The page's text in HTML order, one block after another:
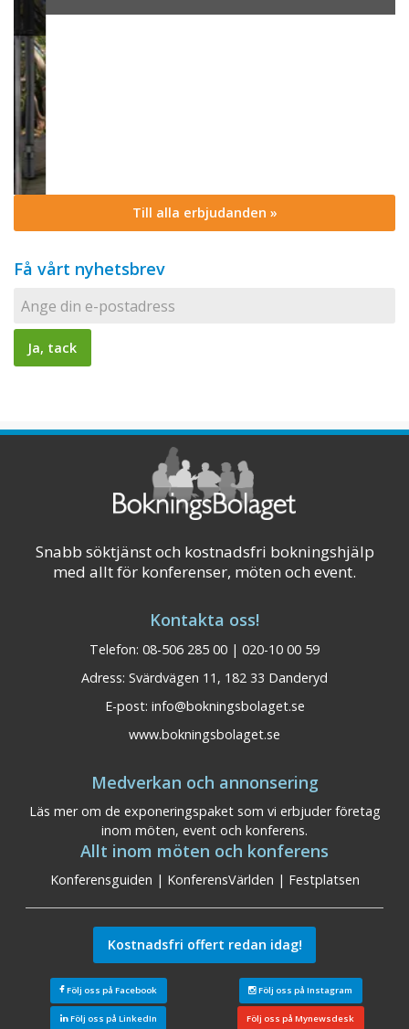
Till alla erbjudanden »
Få vårt nyhetsbrev
Snabb söktjänst och kostnadsfri bokningshjälp
med allt för konferenser, möten och event.
Kontakta oss!
Telefon: 08-506 285 00 | 020-10 00 59
Adress: Svärdvägen 11, 182 33 Danderyd
E-post: info@bokningsbolaget.se
www.bokningsbolaget.se
Medverkan och annonsering
Läs mer om de exponeringspaket som vi erbjuder företag
inom möten, event och konferens.
Allt inom möten och konferens
Konferensguiden | KonferensVärlden | Festplatsen
Kostnadsfri offert redan idag!
Följ oss på Facebook Följ oss på Instagram
Följ oss på LinkedIn Följ oss på Mynewsdesk